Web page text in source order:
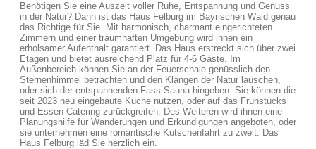
Benötigen Sie eine Auszeit voller Ruhe, Entspannung und Genuss
in der Natur? Dann ist das Haus Felburg im Bayrischen Wald genau
das Richtige für Sie. Mit harmonisch, charmant eingerichteten
Zimmern und einer traumhaften Umgebung wird ihnen ein
erholsamer Aufenthalt garantiert. Das Haus erstreckt sich über zwei
Etagen und bietet ausreichend Platz für 4-6 Gäste. Im
Außenbereich können Sie an der Feuerschale genüsslich den
Sternenhimmel betrachten und den Klängen der Natur lauschen,
oder sich der entspannenden Fass-Sauna hingeben. Sie können die
seit 2023 neu eingebaute Küche nutzen, oder auf das Frühstücks
und Essen Catering zurückgreifen. Des Weiteren wird ihnen eine
Planungshilfe für Wanderungen und Erkundigungen angeboten, oder
sie unternehmen eine romantische Kutschenfahrt zu zweit. Das
Haus Felburg läd Sie herzlich ein.